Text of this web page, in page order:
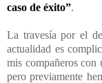
caso de éxito”.
La travesía por el
actualidad es
mis compañeros con
pero previamente